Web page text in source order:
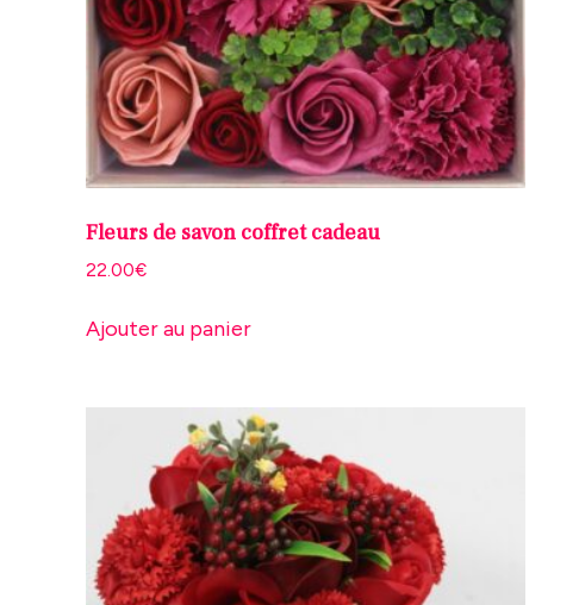
Fleurs de savon coffret cadeau
22.00€
Ajouter au panier